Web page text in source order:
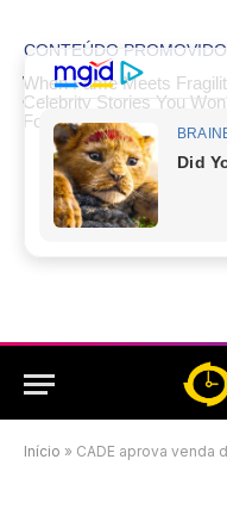
Início » CADE aprova venda de